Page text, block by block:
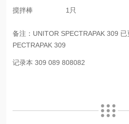
搅拌棒 1只
备注：UNITOR SPECTRAPAK 309
PECTRAPAK 309
记录本 309 089 808082